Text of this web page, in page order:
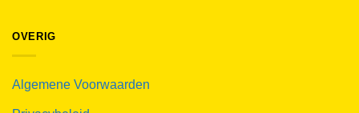
OVERIG
Algemene Voorwaarden